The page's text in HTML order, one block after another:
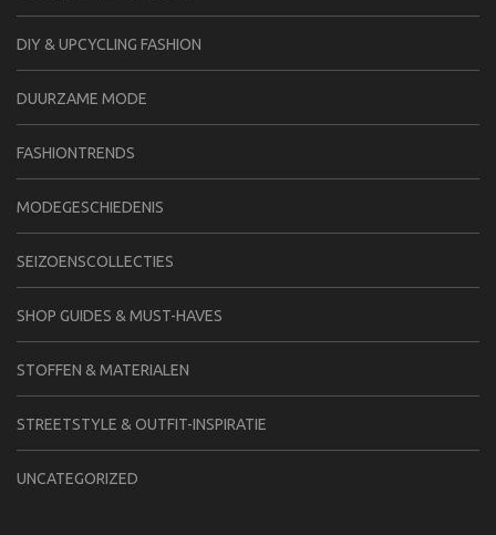
DIY & UPCYCLING FASHION
DUURZAME MODE
FASHIONTRENDS
MODEGESCHIEDENIS
SEIZOENSCOLLECTIES
SHOP GUIDES & MUST-HAVES
STOFFEN & MATERIALEN
STREETSTYLE & OUTFIT-INSPIRATIE
UNCATEGORIZED